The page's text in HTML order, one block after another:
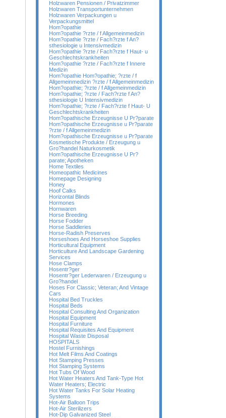
Holzwaren Pensionen / Privatzimmer
Holzwaren Transportunternehmen
Holzwaren Verpackungen u
Verpackungsmittel
Hom?opathie
Hom?opathie ?rzte / f Allgemeinmedizin
Hom?opathie ?rzte / Fach?rzte f An?
sthesiologie u Intensivmedizin
Hom?opathie ?rzte / Fach?rzte f Haut- u
Geschlechtskrankheiten
Hom?opathie ?rzte / Fach?rzte f Innere
Medizin
Hom?opathie Hom?opathie; ?rzte / f
Allgemeinmedizin ?rzte / f Allgemeinmedizin
Hom?opathie; ?rzte / f Allgemeinmedizin
Hom?opathie; ?rzte / Fach?rzte f An?
sthesiologie U Intensivmedizin
Hom?opathie; ?rzte / Fach?rzte f Haut- U
Geschlechtskrankheiten
Hom?opathische Erzeugnisse U Pr?parate
Hom?opathische Erzeugnisse u Pr?parate
?rzte / f Allgemeinmedizin
Hom?opathische Erzeugnisse u Pr?parate
Kosmetische Produkte / Erzeugung u
Gro?handel Naturkosmetik
Hom?opathische Erzeugnisse U Pr?
parate; Apotheken
Home Textiles
Homeopathic Medicines
Homepage Designing
Honey
Hoof Calks
Horizontal Blinds
Hormones
Hornwaren
Horse Breeding
Horse Fodder
Horse Saddleries
Horse-Radish Preserves
Horseshoes And Horseshoe Supplies
Horticultural Equipment
Horticulture And Landscape Gardening
Services
Hose Clamps
Hosentr?ger
Hosentr?ger Lederwaren / Erzeugung u
Gro?handel
Hoses For Classic; Veteran; And Vintage
Cars
Hospital Bed Truckles
Hospital Beds
Hospital Consulting And Organization
Hospital Equipment
Hospital Furniture
Hospital Requisites And Equipment
Hospital Waste Disposal
HOSPITALS
Hostel Furnishings
Hot Melt Films And Coatings
Hot Stamping Presses
Hot Stamping Systems
Hot Tubs Of Wood
Hot Water Heaters And Tank-Type Hot
Water Heaters; Electric
Hot Water Tanks For Solar Heating
Systems
Hot-Air Balloon Trips
Hot-Air Sterilizers
Hot-Dip Galvanized Steel